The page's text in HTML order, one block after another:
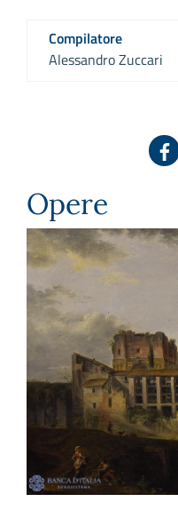
Compilatore
Alessandro Zuccari
Opere